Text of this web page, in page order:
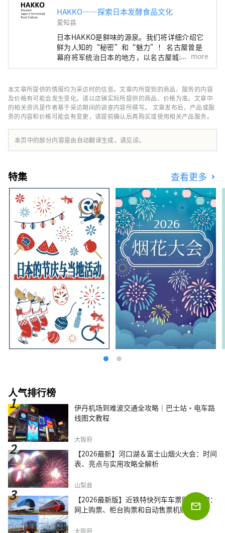
HAKKO——探索日本发酵食品文化
爱知县
日本HAKKO是鲜味的源泉。我们将详细介绍它
鲜为人知的“秘密”和“魅力”！ 名古屋曾是
幕府将军统治日本的地方，以名古屋城和吉卜力
公园而闻名，但它实际上是美食文化的宝库，孕
HAKKO？ HAKKO技术在决定日本料理口味的调
味料生产以及风靡全球的清酒酿造中发挥着至关
重要的作用。 ■名古屋是什么样的？ 名古屋位
于日本中部，是航空和陆路交通枢纽。得天独厚
的自然环境和气候孕育了独特的发酵食品文化。
知多半岛被伊势湾和三河湾环绕，风景秀丽，自
more
本文章所提供的情报均为采访时的信息。文章内所提到的商品、服务的内容
及价格有可能会发生变化。请以店铺实际所提供的商品、价格为准。文章中
的相关资讯是作者基于采访期间的调查内容所撰写。 文章发布后，产品或服
务的内容和价格可能会有变更，请提前确认后再购买或使用相关产品服务。
本页中的部分内容是由自动翻译生成，请见谅。
特集 查看更多
人气排行榜
伊丹机场到难波交通全攻略｜巴士站・电车路
线图文教程
大阪府
【2026最新】河口湖＆富士山烟火大会：时间
表、亮点与实用攻略全解析
山梨县
【2026最新版】近铁特快列车车票购买指南：
网上购票、柜台购票和自动售票机购票
大阪府